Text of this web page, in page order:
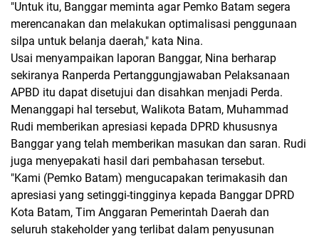
"Untuk itu, Banggar meminta agar Pemko Batam segera
merencanakan dan melakukan optimalisasi penggunaan
silpa untuk belanja daerah," kata Nina.
Usai menyampaikan laporan Banggar, Nina berharap
sekiranya Ranperda Pertanggungjawaban Pelaksanaan
APBD itu dapat disetujui dan disahkan menjadi Perda.
Menanggapi hal tersebut, Walikota Batam, Muhammad
Rudi memberikan apresiasi kepada DPRD khususnya
Banggar yang telah memberikan masukan dan saran. Rudi
juga menyepakati hasil dari pembahasan tersebut.
"Kami (Pemko Batam) mengucapakan terimakasih dan
apresiasi yang setinggi-tingginya kepada Banggar DPRD
Kota Batam, Tim Anggaran Pemerintah Daerah dan
seluruh stakeholder yang terlibat dalam penyusunan